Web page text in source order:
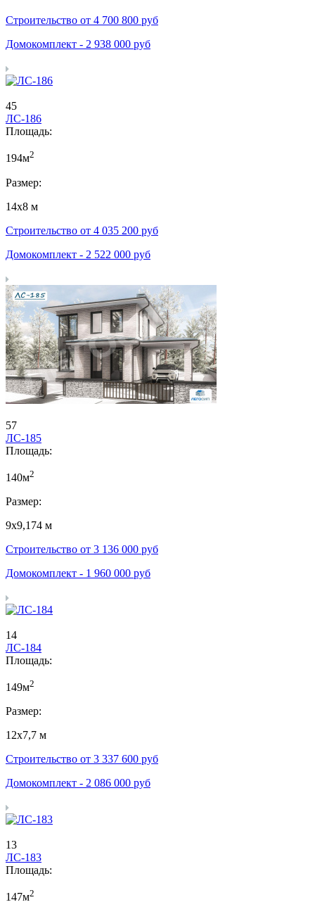
Строительство от 4 700 800 руб
Домокомплект - 2 938 000 руб
45
ЛС-186
Площадь:
194м2
Размер:
14х8 м
Строительство от 4 035 200 руб
Домокомплект - 2 522 000 руб
57
ЛС-185
Площадь:
140м2
Размер:
9х9,174 м
Строительство от 3 136 000 руб
Домокомплект - 1 960 000 руб
14
ЛС-184
Площадь:
149м2
Размер:
12х7,7 м
Строительство от 3 337 600 руб
Домокомплект - 2 086 000 руб
13
ЛС-183
Площадь:
147м2